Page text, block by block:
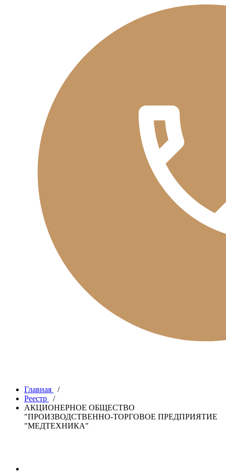
Главная
/
Реестр
/
АКЦИОНЕРНОЕ ОБЩЕСТВО
"ПРОИЗВОДСТВЕННО-ТОРГОВОЕ ПРЕДПРИЯТИЕ
"МЕДТЕХНИКА"